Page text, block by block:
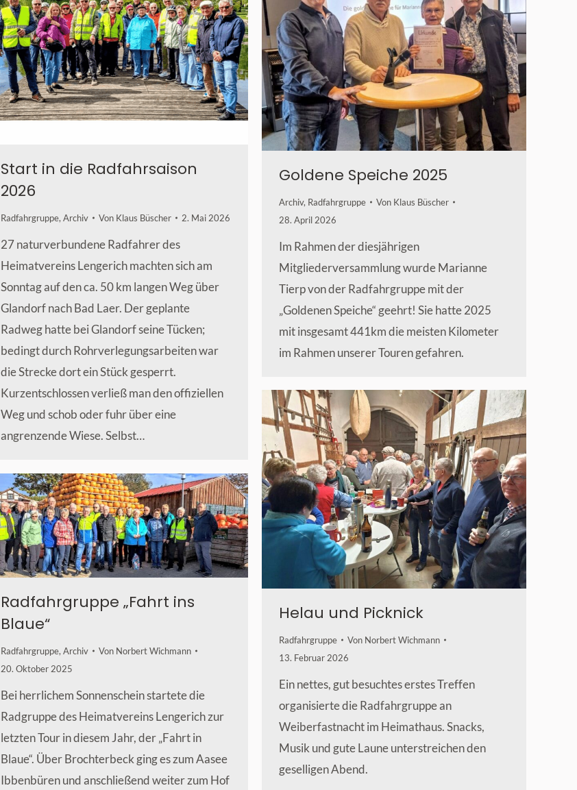
Start in die Radfahrsaison
2026
Radfahrgruppe, Archiv Von Klaus Büscher 2. Mai 2026
27 naturverbundene Radfahrer des
Heimatvereins Lengerich machten sich am
Sonntag auf den ca. 50 km langen Weg über
Glandorf nach Bad Laer. Der geplante
Radweg hatte bei Glandorf seine Tücken;
bedingt durch Rohrverlegungsarbeiten war
die Strecke dort ein Stück gesperrt.
Kurzentschlossen verließ man den offiziellen
Weg und schob oder fuhr über eine
angrenzende Wiese. Selbst…
Goldene Speiche 2025
Archiv, Radfahrgruppe Von Klaus Büscher
28. April 2026
Im Rahmen der diesjährigen
Mitgliederversammlung wurde Marianne
Tierp von der Radfahrgruppe mit der
„Goldenen Speiche“ geehrt! Sie hatte 2025
mit insgesamt 441km die meisten Kilometer
im Rahmen unserer Touren gefahren.
Helau und Picknick
Radfahrgruppe Von Norbert Wichmann
13. Februar 2026
Ein nettes, gut besuchtes erstes Treffen
organisierte die Radfahrgruppe an
Weiberfastnacht im Heimathaus. Snacks,
Musik und gute Laune unterstreichen den
geselligen Abend.
Radfahrgruppe „Fahrt ins
Blaue“
Radfahrgruppe, Archiv Von Norbert Wichmann
20. Oktober 2025
Bei herrlichem Sonnenschein startete die
Radgruppe des Heimatvereins Lengerich zur
letzten Tour in diesem Jahr, der „Fahrt in
Blaue“. Über Brochterbeck ging es zum Aasee
Ibbenbüren und anschließend weiter zum Hof